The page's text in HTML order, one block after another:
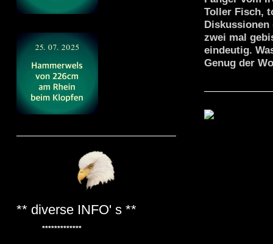
** diverse INFO' s **
*************
Toller Fisch,
Diskussionen
zwei mal
eindeutig.
Genug der